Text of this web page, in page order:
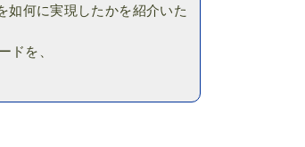
如何に実現したかを紹介いた
ドを、